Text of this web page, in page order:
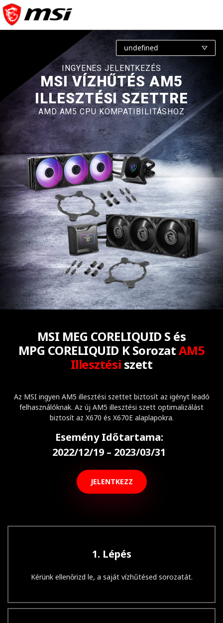
undefined
INGYENES JELENTKEZÉS
MSI VÍZHŰTÉS AM5
ILLESZTÉSI SZETTRE
AMD AM5 CPU KOMPATIBILITÁSHOZ
MSI MEG CORELIQUID S és
MPG CORELIQUID K SorozatAM5
Illesztési szett
Az MSI ingyen AM5 illesztési szettet biztosít az igényt leadó
felhasználóknak. Az új AM5 illesztési szett optimalizálást
biztosít az X670 és X670E alaplapokra.
Esemény Időtartama:
2022/12/19 – 2023/03/31
JELENTKEZZ
1. Lépés
Kérünk ellenőrizd le, a saját vízhűtésed sorozatát.